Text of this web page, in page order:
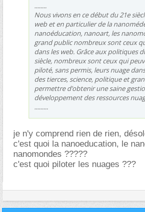
........
Nous vivons en ce début du 21e
web et en particulier de la
nanoéducation, nanoart, les
grand public nombreux sont ceux
dans les web. Grâce aux politiques
siècle, nombreux sont ceux qui
piloté, sans permis, leurs nuage
des tierces, science, politique et
permettre d’obtenir une saine
développement des ressources
.........
je n'y comprend rien de rien,
c'est quoi la nanoeducation, le
nanomondes ?????
c'est quoi piloter les nuages ???